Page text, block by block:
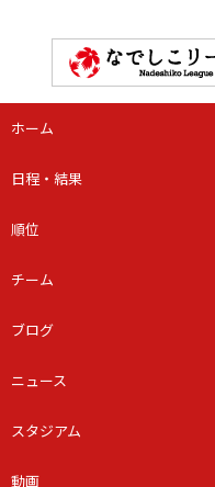
ホーム
日程・結果
順位
チーム
ブログ
ニュース
スタジアム
動画